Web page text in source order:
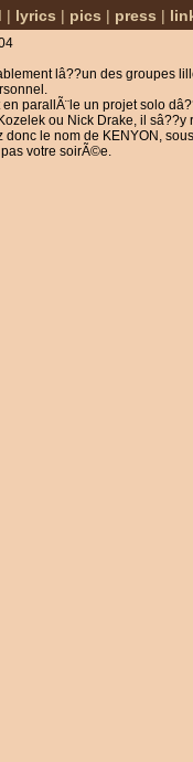
| lyrics | pics | press |
lâ??un des groupes
parallÃ¨le un projet solo
ou Nick Drake, il
donc le nom de KENYON,
votre soirÃ©e.